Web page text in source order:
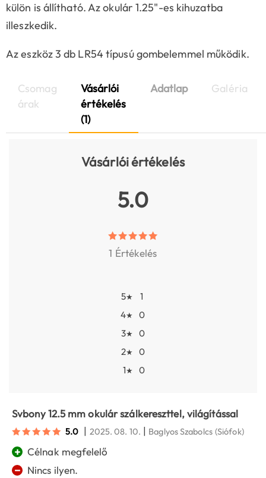
külön is állítható. Az okulár 1.25"-es kihuzatba
illeszkedik.
Az eszköz 3 db LR54 típusú gombelemmel működik.
Csomag
árak
Vásárlói
értékelés
(1)
Adatlap Galéria
Vásárlói értékelés
5.0
1 Értékelés
5★
1
4★
0
3★
0
2★
0
1★ 0
Svbony 12.5 mm okulár szálkereszttel, világítással
5.0 | 2025. 08. 10. | Baglyos Szabolcs (Siófok)
+ Célnak megfelelő
−
Nincs ilyen.